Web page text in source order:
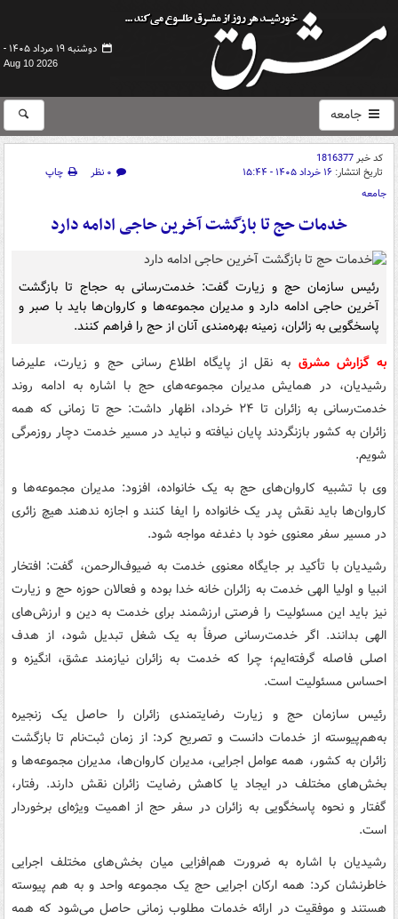
دوشنبه ۱۹ مرداد ۱۴۰۵ -
Aug 10 2026
جامعه
کد خبر1816377
تاریخ انتشار: ۱۶ خرداد ۱۴۰۵ - ۱۵:۴۴ ۰ نظر
چاپ
جامعه
خدمات حج تا بازگشت آخرین حاجی ادامه دارد
رئیس سازمان حج و زیارت گفت: خدمت‌رسانی به حجاج تا بازگشت
آخرین حاجی ادامه دارد و مدیران مجموعه‌ها و کاروان‌ها باید با صبر و
پاسخگویی به زائران، زمینه بهره‌مندی آنان از حج را فراهم کنند.
به گزارش مشرق به نقل از پایگاه اطلاع رسانی حج و زیارت، علیرضا
رشیدیان، در همایش مدیران مجموعه‌های حج با اشاره به ادامه روند
خدمت‌رسانی به زائران تا ۲۴ خرداد، اظهار داشت: حج تا زمانی که همه
زائران به کشور بازنگردند پایان نیافته و نباید در مسیر خدمت دچار روزمرگی
شویم.
وی با تشبیه کاروان‌های حج به یک خانواده، افزود: مدیران مجموعه‌ها و
کاروان‌ها باید نقش پدر یک خانواده را ایفا کنند و اجازه ندهند هیچ زائری
در مسیر سفر معنوی خود با دغدغه مواجه شود.
رشیدیان با تأکید بر جایگاه معنوی خدمت به ضیوف‌الرحمن، گفت: افتخار
انبیا و اولیا الهی خدمت به زائران خانه خدا بوده و فعالان حوزه حج و زیارت
نیز باید این مسئولیت را فرصتی ارزشمند برای خدمت به دین و ارزش‌های
الهی بدانند. اگر خدمت‌رسانی صرفاً به یک شغل تبدیل شود، از هدف
اصلی فاصله گرفته‌ایم؛ چرا که خدمت به زائران نیازمند عشق، انگیزه و
احساس مسئولیت است.
رئیس سازمان حج و زیارت رضایتمندی زائران را حاصل یک زنجیره
به‌هم‌پیوسته از خدمات دانست و تصریح کرد: از زمان ثبت‌نام تا بازگشت
زائران به کشور، همه عوامل اجرایی، مدیران کاروان‌ها، مدیران مجموعه‌ها و
بخش‌های مختلف در ایجاد یا کاهش رضایت زائران نقش دارند. رفتار،
گفتار و نحوه پاسخگویی به زائران در سفر حج از اهمیت ویژه‌ای برخوردار
است.
رشیدیان با اشاره به ضرورت هم‌افزایی میان بخش‌های مختلف اجرایی
خاطرنشان کرد: همه ارکان اجرایی حج یک مجموعه واحد و به هم پیوسته
هستند و موفقیت در ارائه خدمات مطلوب زمانی حاصل می‌شود که همه